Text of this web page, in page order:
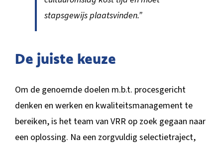
stapsgewijs plaatsvinden.”
De juiste keuze
Om de genoemde doelen m.b.t. procesgericht
denken en werken en kwaliteitsmanagement te
bereiken, is het team van VRR op zoek gegaan naar
een oplossing. Na een zorgvuldig selectietraject,